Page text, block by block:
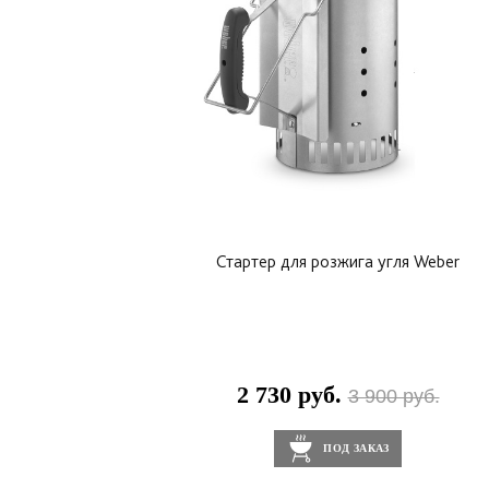
циркуляцию воздуха.
На раме котла предусмотрены крючки для
Термостойкие ручки крышки.
Прочные всепогодные колеса.
Стартер для розжига угля Weber
2 730 руб.3 900 руб.
ПОД ЗАКАЗ